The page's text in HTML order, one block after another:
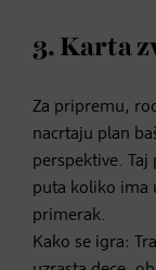
3. Karta
Za pripremu,
nacrtaju plan
perspektive.
puta koliko ima
primerak.
Kako se igra: